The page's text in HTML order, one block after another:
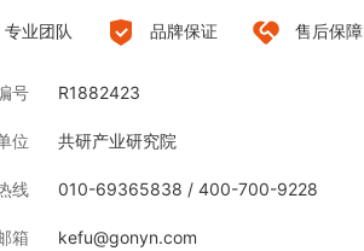
专业团队 品牌保证 售后保障
号 R1882423
位 共研产业研究院
线 010-69365838 / 400-700-9228
箱 kefu@gonyn.com